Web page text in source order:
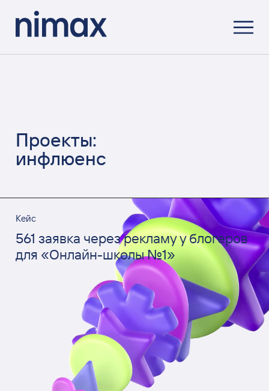
Проекты:
инфлюенс
Кейс
561 заявка через рекламу у блогеров
для «Онлайн-школы №1»